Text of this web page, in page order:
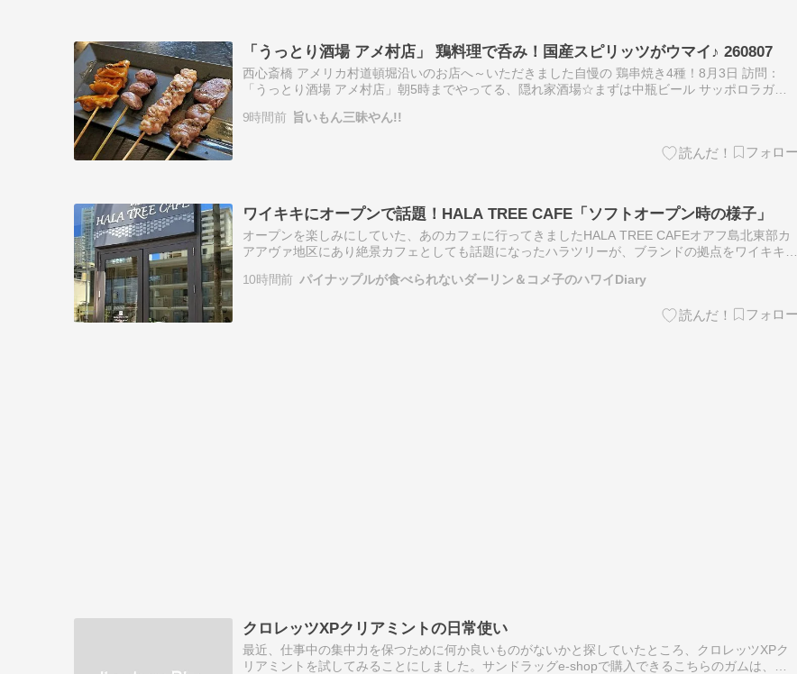
「うっとり酒場 アメ村店」 鶏料理で呑み！国産スピリッツがウマイ♪ 260807
西心斎橋 アメリカ村道頓堀沿いのお店へ～いただきました自慢の 鶏串焼き4種！8月3日 訪問：
「うっとり酒場 アメ村店」朝5時までやってる、隠れ家酒場☆まずは中瓶ビール サッポロラガー
に…
9時間前 旨いもん三昧やん!!
ワイキキにオープンで話題！HALA TREE CAFE「ソフトオープン時の様子」
オープンを楽しみにしていた、あのカフェに行ってきましたHALA TREE CAFEオアフ島北東部カ
アアヴァ地区にあり絶景カフェとしても話題になったハラツリーが、ブランドの拠点をワイキキへ
ン中…
10時間前 パイナップルが食べられないダーリン＆コメ子のハワイDiary
クロレッツXPクリアミントの日常使い
最近、仕事中の集中力を保つために何か良いものがないかと探していたところ、クロレッツXPク
リアミントを試してみることにしました。サンドラッグe-shopで購入できるこちらのガムは、見